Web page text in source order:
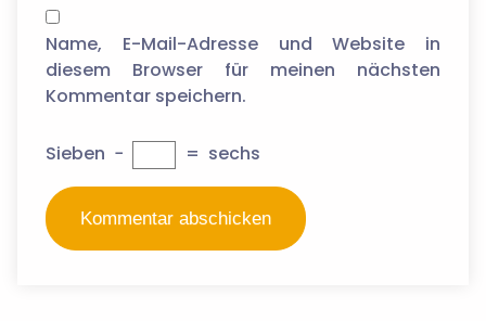
Name, E-Mail-Adresse und Website in
diesem Browser für meinen nächsten
Kommentar speichern.
Sieben − = sechs